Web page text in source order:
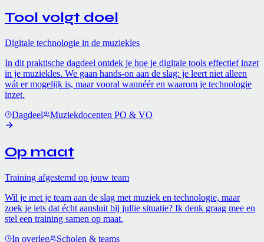
Tool volgt doel
Digitale technologie in de muziekles
In dit praktische dagdeel ontdek je hoe je digitale tools effectief inzet
in je muziekles. We gaan hands-on aan de slag: je leert niet alleen
wát er mogelijk is, maar vooral wannéér en waarom je technologie
inzet.
Dagdeel
Muziekdocenten PO & VO
Op maat
Training afgestemd op jouw team
Wil je met je team aan de slag met muziek en technologie, maar
zoek je iets dat écht aansluit bij jullie situatie? Ik denk graag mee en
stel een training samen op maat.
In overleg
Scholen & teams